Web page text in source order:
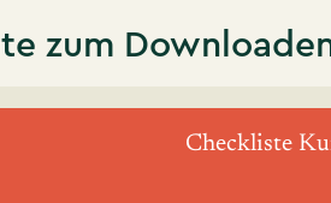
zum
Checkliste